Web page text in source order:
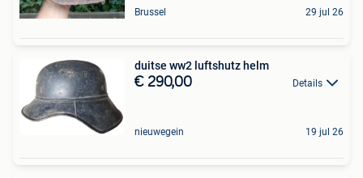
Brussel 29 jul 26
duitse ww2 luftshutz helm
€ 290,00 Details
nieuwegein 19 jul 26